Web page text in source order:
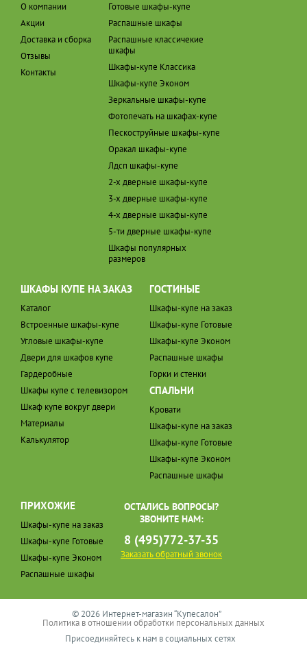
О компании
Акции
Доставка и сборка
Отзывы
Контакты
Готовые шкафы-купе
Распашные шкафы
Распашные классичекие
шкафы
Шкафы-купе Классика
Шкафы-купе Эконом
Зеркальные шкафы-купе
Фотопечать на шкафах-купе
Пескоструйные шкафы-купе
Оракал шкафы-купе
Лдсп шкафы-купе
2-х дверные шкафы-купе
3-х дверные шкафы-купе
4-х дверные шкафы-купе
5-ти дверные шкафы-купе
Шкафы популярных
размеров
ШКАФЫ КУПЕ НА ЗАКАЗ
Каталог
Встроенные шкафы-купе
Угловые шкафы-купе
Двери для шкафов купе
Гардеробные
Шкафы купе с телевизором
Шкаф купе вокруг двери
Материалы
Калькулятор
ГОСТИНЫЕ
Шкафы-купе на заказ
Шкафы-купе Готовые
Шкафы-купе Эконом
Распашные шкафы
Горки и стенки
СПАЛЬНИ
Кровати
Шкафы-купе на заказ
Шкафы-купе Готовые
Шкафы-купе Эконом
Распашные шкафы
ПРИХОЖИЕ
Шкафы-купе на заказ
Шкафы-купе Готовые
Шкафы-купе Эконом
Распашные шкафы
ОСТАЛИСЬ ВОПРОСЫ?
ЗВОНИТЕ НАМ:
8 (495)772-37-35
Заказать обратный звонок
© 2026 Интернет-магазин “Купесалон”
Политика в отношении обработки персональных данных
Присоединяйтесь к нам в социальных сетях